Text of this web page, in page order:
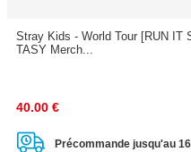
Stray Kids - World Tour [RUN IT
TASY Merch...
40.00 €
Précommande jusqu'au